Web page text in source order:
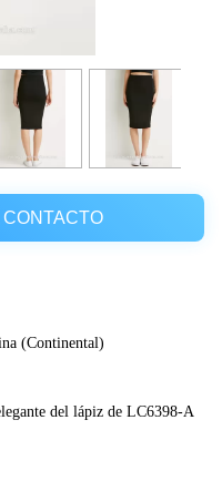
(Continental)
del lápiz de LC6398-A